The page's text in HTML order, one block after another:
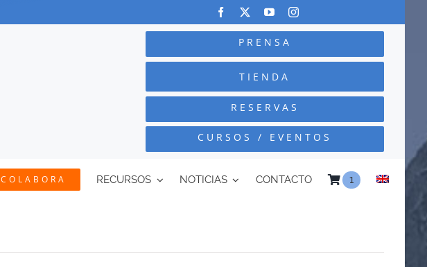
PRENSA
TIENDA
RESERVAS
CURSOS / EVENTOS
COLABORA RECURSOS NOTICIAS CONTACTO 1